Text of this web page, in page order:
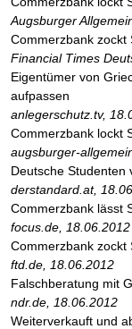
Augsburger
Commerzbank zockt
Financial Times
Eigentümer von
aufpassen
anlegerschutz.tv,
Commerzbank lockt
augsburger-
Deutsche Studenten
derstandard.at,
Commerzbank lässt
focus.de, 18.06.2012
Commerzbank zockt
ftd.de, 18.06.2012
Falschberatung mit
ndr.de, 18.06.2012
Weiterverkauft und